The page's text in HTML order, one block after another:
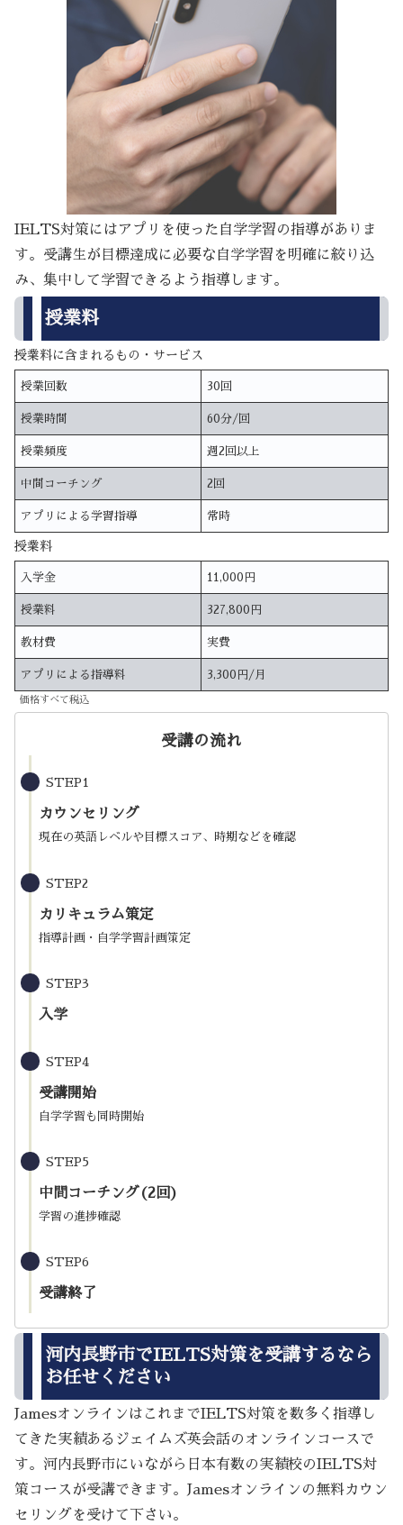
IELTS対策にはアプリを使った自学学習の指導がありま
す。受講生が目標達成に必要な自学学習を明確に絞り込
み、集中して学習できるよう指導します。
授業料
授業料に含まれるもの・サービス
授業回数 30回
授業時間 60分/回
授業頻度 週2回以上
中間コーチング 2回
アプリによる学習指導 常時
授業料
入学金 11,000円
授業料 327,800円
教材費 実費
アプリによる指導料 3,300円/月
価格すべて税込
受講の流れ
STEP1
カウンセリング
現在の英語レベルや目標スコア、時期などを確認
STEP2
カリキュラム策定
指導計画・自学学習計画策定
STEP3
入学
STEP4
受講開始
自学学習も同時開始
STEP5
中間コーチング(2回)
学習の進捗確認
STEP6
受講終了
河内長野市でIELTS対策を受講するなら
お任せください
JamesオンラインはこれまでIELTS対策を数多く指導し
てきた実績あるジェイムズ英会話のオンラインコースで
す。河内長野市にいながら日本有数の実績校のIELTS対
策コースが受講できます。Jamesオンラインの無料カウン
セリングを受けて下さい。